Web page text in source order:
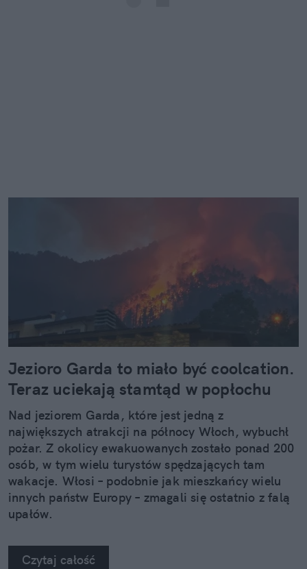
Jezioro Garda to miało być coolcation.
Teraz uciekają stamtąd w popłochu
Nad jeziorem Garda, które jest jedną z
największych atrakcji na północy Włoch, wybuchł
pożar. Z okolicy ewakuowanych zostało ponad 200
osób, w tym wielu turystów spędzających tam
wakacje. Włosi – podobnie jak mieszkańcy wielu
innych państw Europy – zmagali się ostatnio z falą
upałów.
Czytaj całość